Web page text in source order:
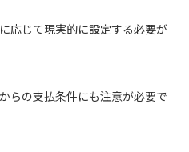
応じて現実的に設定する必要が
らの支払条件にも注意が必要で